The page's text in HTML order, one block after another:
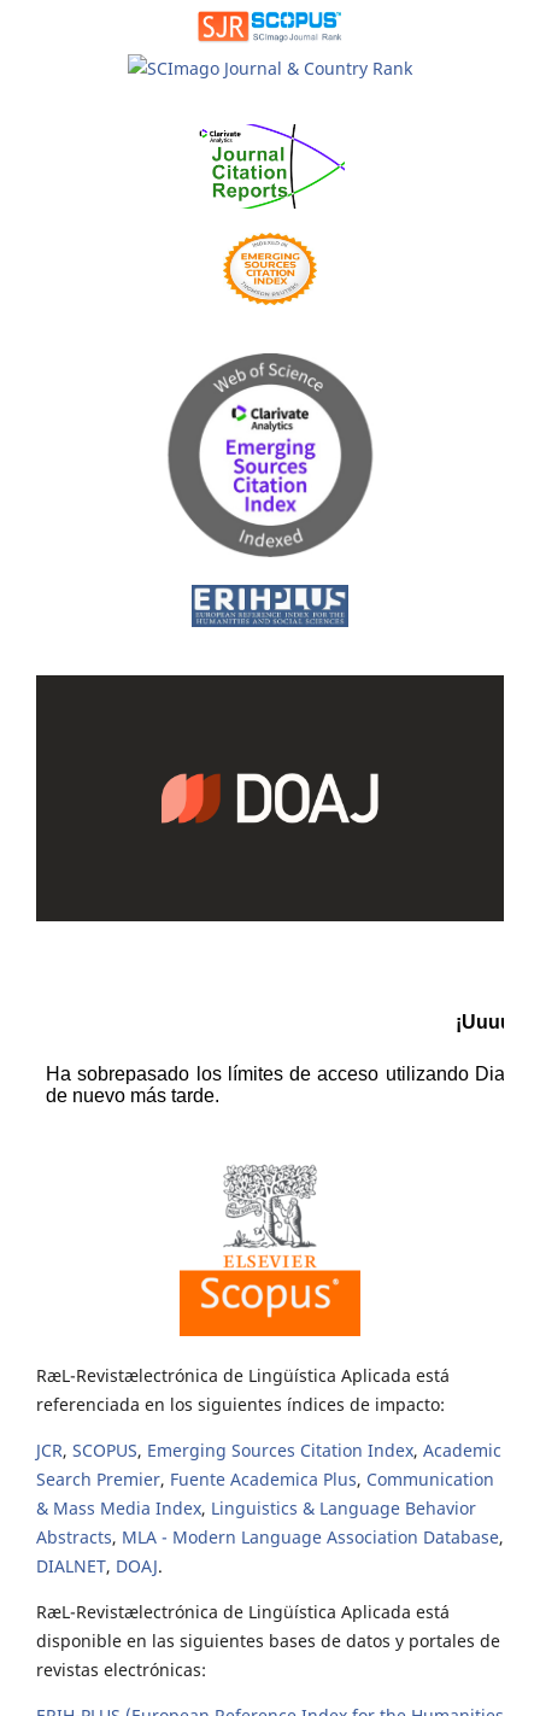
RæL-Revistælectrónica de Lingüística Aplicada está
referenciada en los siguientes índices de impacto:
JCR, SCOPUS, Emerging Sources Citation Index, Academic
Search Premier, Fuente Academica Plus, Communication
& Mass Media Index, Linguistics & Language Behavior
Abstracts, MLA - Modern Language Association Database,
DIALNET, DOAJ.
RæL-Revistælectrónica de Lingüística Aplicada está
disponible en las siguientes bases de datos y portales de
revistas electrónicas: